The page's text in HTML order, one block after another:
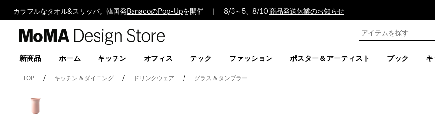
カラフルなタオル&スリッパ。韓国発 BanacoのPop-Upを開催 ｜ 8/3～5、8/10 商品発送休業のお知らせ
Design
新商品 ホーム キッチン オフィス テック ファッション ポスター＆アーティスト ブック キ
TOP キッチン & ダイニング ドリンクウェア グラス & タンブラー